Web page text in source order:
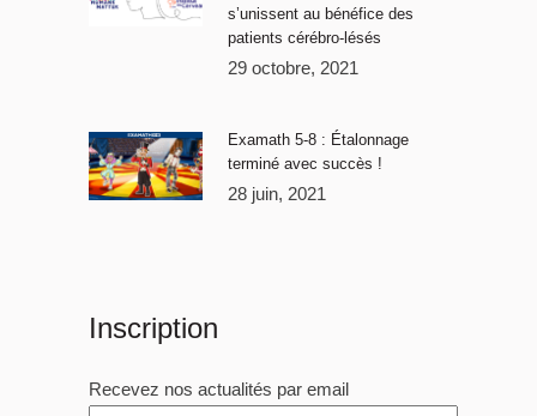
s’unissent au bénéfice des
patients cérébro-lésés
29 octobre, 2021
Examath 5-8 : Étalonnage
terminé avec succès !
28 juin, 2021
Inscription
Recevez nos actualités par email